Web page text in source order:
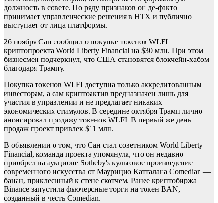
должность в совете. По ряду признаков он де-факто
принимает управленческие решения в HTX и публично
выступает от лица платформы.
26 ноября Сан сообщил о покупке токенов WLFI
криптопроекта World Liberty Financial на $30 млн. При этом
бизнесмен подчеркнул, что США становятся блокчейн-хабом
благодаря Трампу.
Покупка токенов WLFI доступна только аккредитованным
инвесторам, а сам криптоактив предназначен лишь для
участия в управлении и не предлагает никаких
экономических стимулов. В середине октября Трамп лично
анонсировал продажу токенов WLFI. В первый же день
продаж проект привлек $11 млн.
В объявлении о том, что Сан стал советником World Liberty
Financial, команда проекта упомянула, что он недавно
приобрел на аукционе Sotheby's культовое произведение
современного искусства от Маурицио Катталана Comedian —
банан, приклеенный к стене скотчем. Ранее криптобиржа
Binance запустила фьючерсные торги на токен BAN,
созданный в честь Comedian.